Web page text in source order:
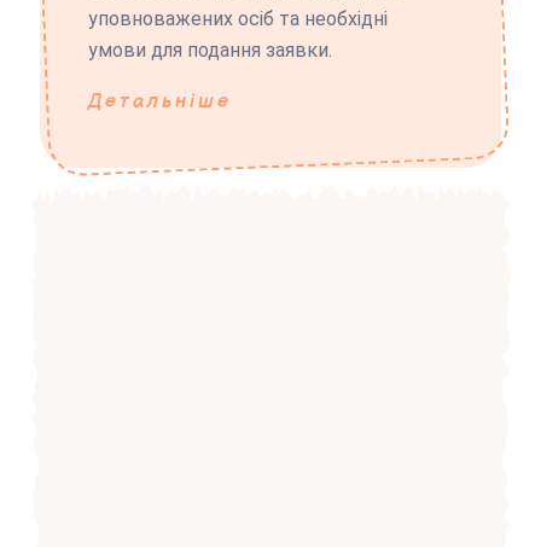
уповноважених осіб та необхідні
умови для подання заявки.
Детальніше